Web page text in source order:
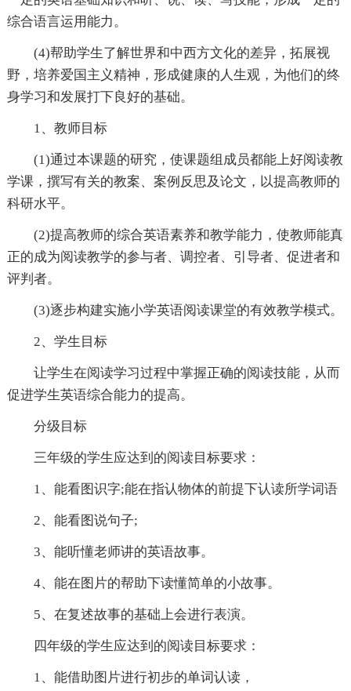
综合语言运用能力。
(4)帮助学生了解世界和中西方文化的差异，拓展视
野，培养爱国主义精神，形成健康的人生观，为他们的终
身学习和发展打下良好的基础。
1、教师目标
(1)通过本课题的研究，使课题组成员都能上好阅读教
学课，撰写有关的教案、案例反思及论文，以提高教师的
科研水平。
(2)提高教师的综合英语素养和教学能力，使教师能真
正的成为阅读教学的参与者、调控者、引导者、促进者和
评判者。
(3)逐步构建实施小学英语阅读课堂的有效教学模式。
2、学生目标
让学生在阅读学习过程中掌握正确的阅读技能，从而
促进学生英语综合能力的提高。
分级目标
三年级的学生应达到的阅读目标要求：
1、能看图识字;能在指认物体的前提下认读所学词语
2、能看图说句子;
3、能听懂老师讲的英语故事。
4、能在图片的帮助下读懂简单的小故事。
5、在复述故事的基础上会进行表演。
四年级的学生应达到的阅读目标要求：
1、能借助图片进行初步的单词认读，